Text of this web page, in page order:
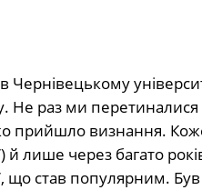
раз ми перетиналися
прийшло визнання.
лише через багато
що став популярним.